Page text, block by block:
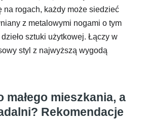
na rogach, każdy może siedzieć
z metalowymi nogami o tym
sztuki użytkowej. Łączy w
styl z najwyższą wygodą
małego mieszkania, a
Rekomendacje